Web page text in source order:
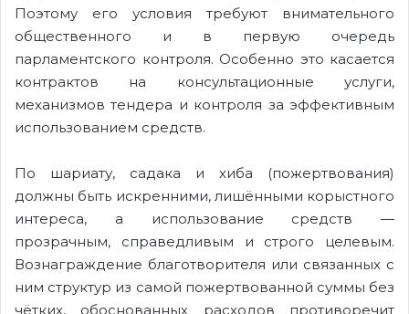
Поэтому его условия требуют внимательного
общественного и в первую очередь
парламентского контроля. Особенно это касается
контрактов на консультационные услуги,
механизмов тендера и контроля за эффективным
использованием средств.
По шариату, садака и хиба (пожертвования)
должны быть искренними, лишёнными корыстного
интереса, а использование средств —
прозрачным, справедливым и строго целевым.
Вознаграждение благотворителя или связанных с
ним структур из самой пожертвованной суммы без
чётких, обоснованных расходов противоречит